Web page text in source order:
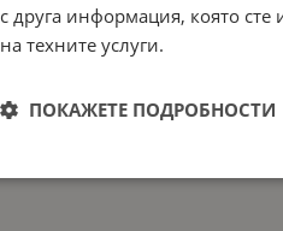
с друга информация, която
на техните услуги.
ПОКАЖЕТЕ ПОДРОБНОСТИ